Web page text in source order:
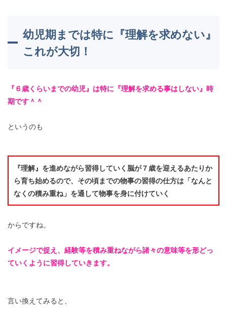
幼児期までは特に『理解を求めない』
これが大切！
『６歳くらいまでの幼児』は特に『理解を求める事はしない』時
期です＾＾
というのも
『理解』を進めながら習得していく脳が７歳を迎えるあたりか
ら育ち始めるので、その頃までの物事の習得の仕方は「なんと
なくの積み重ね」を通して物事を身に付けていく
からですね。
イメージで捉え、経験等を積み重ねながら諸々の意味等を形どっ
ていくように習得していきます。
言い換えてみると、